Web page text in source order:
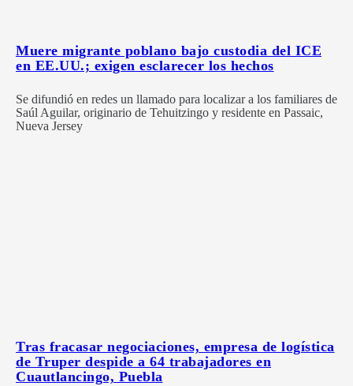
Muere migrante poblano bajo custodia del ICE
en EE.UU.; exigen esclarecer los hechos
Se difundió en redes un llamado para localizar a los familiares de
Saúl Aguilar, originario de Tehuitzingo y residente en Passaic,
Nueva Jersey
Tras fracasar negociaciones, empresa de logística
de Truper despide a 64 trabajadores en
Cuautlancingo, Puebla